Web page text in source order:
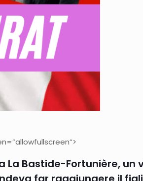
La Bastide-Fortunière, un